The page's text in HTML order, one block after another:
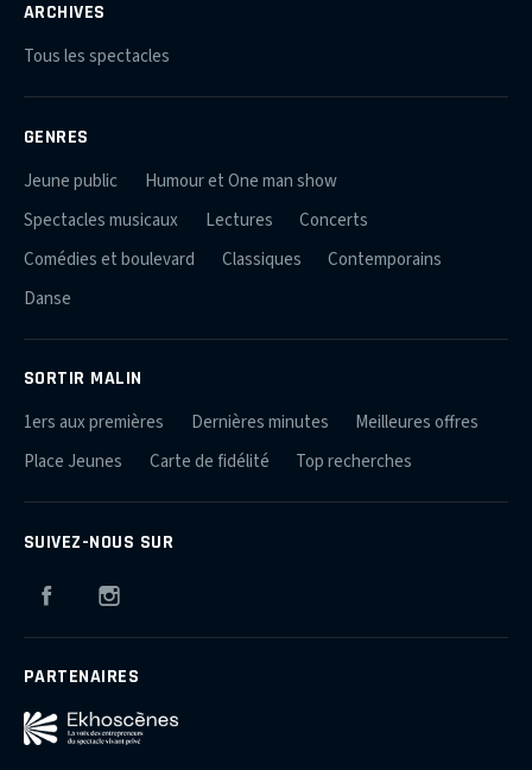
ARCHIVES
Tous les spectacles
GENRES
Jeune public
Humour et One man show
Spectacles musicaux
Lectures
Concerts
Comédies et boulevard
Classiques
Contemporains
Danse
SORTIR MALIN
1ers aux premières Dernières minutes
Meilleures offres
Place Jeunes
Carte de fidélité Top recherches
SUIVEZ-NOUS SUR
Facebook
PARTENAIRES